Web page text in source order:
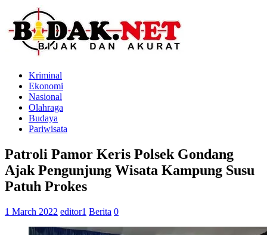
Kriminal
Ekonomi
Nasional
Olahraga
Budaya
Pariwisata
Patroli Pamor Keris Polsek Gondang
Ajak Pengunjung Wisata Kampung Susu
Patuh Prokes
1 March 2022 editor1 Berita 0